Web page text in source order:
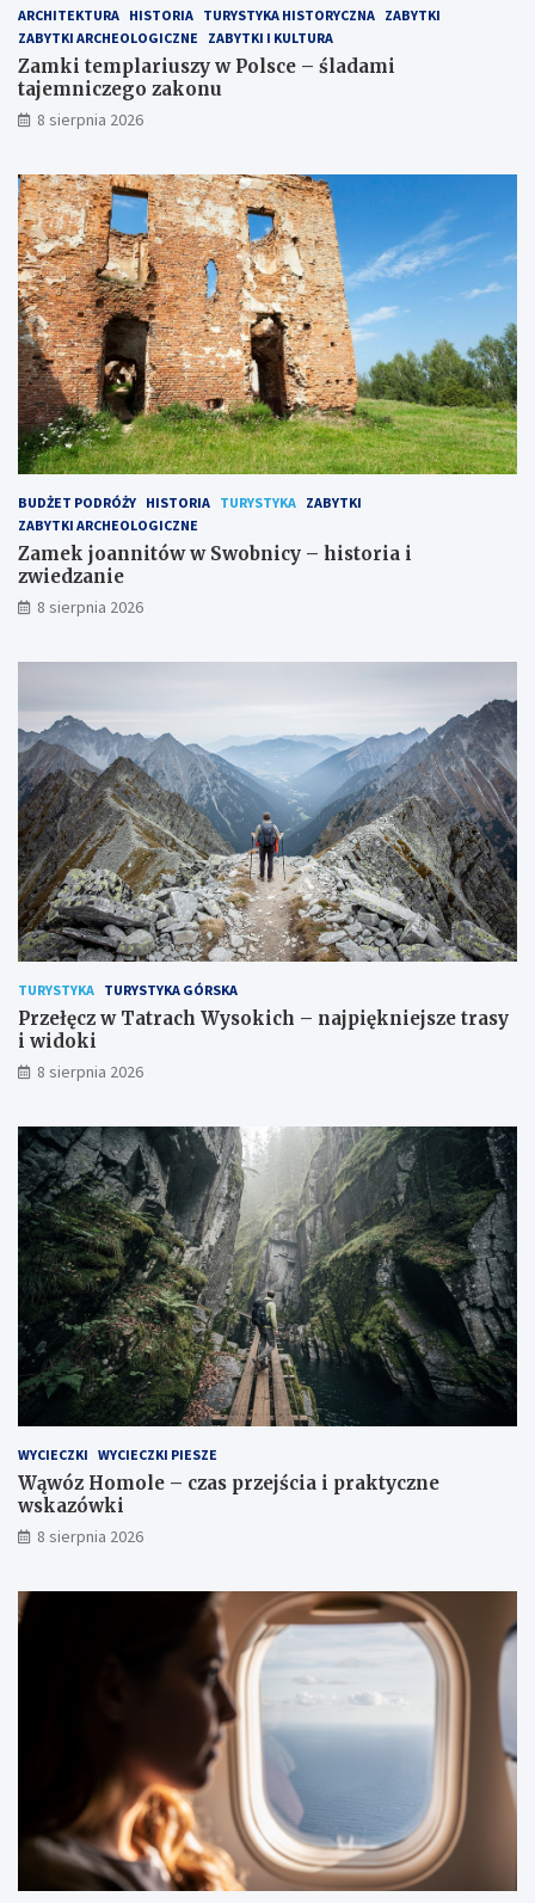
s
c
e
–
ś
l
d
a
m
i
t
a
j
e
m
n
i
c
z
e
g
o
z
a
k
o
c
y
–
h
i
s
o
r
i
a
i
z
w
i
e
d
z
a
n
i
e
ARCHITEKTURA HISTORIA TURYSTYKA HISTORYCZNA ZABYTKI
ZABYTKI ARCHEOLOGICZNE
ZABYTKI I KULTURA
Zamki templariuszy w Polsce – śladami
tajemniczego zakonu
8 sierpnia 2026
BUDŻET PODRÓŻY HISTORIA TURYSTYKA ZABYTKI
ZABYTKI ARCHEOLOGICZNE
Zamek joannitów w Swobnicy – historia i
zwiedzanie
8 sierpnia 2026
TURYSTYKA TURYSTYKA GÓRSKA
Przełęcz w Tatrach Wysokich – najpiękniejsze trasy
i widoki
8 sierpnia 2026
WYCIECZKI WYCIECZKI PIESZE
Wąwóz Homole – czas przejścia i praktyczne
wskazówki
8 sierpnia 2026